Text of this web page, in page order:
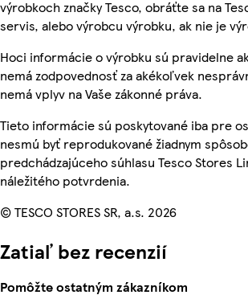
výrobkoch značky Tesco, obráťte sa na
servis, alebo výrobcu výrobku, ak nie je
Hoci informácie o výrobku sú pravidelne
nemá zodpovednosť za akékoľvek
nemá vplyv na Vaše zákonné práva.
Tieto informácie sú poskytované iba pre
nesmú byť reprodukované žiadnym
predchádzajúceho súhlasu Tesco Stores
náležitého potvrdenia.
© TESCO STORES SR, a.s. 2026
Zatiaľ bez recenzií
Pomôžte ostatným zákazníkom